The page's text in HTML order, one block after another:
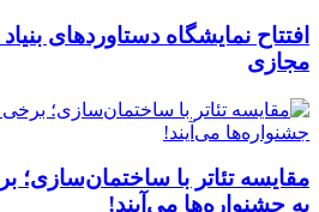
افتتاح نمایشگاه دستاوردهای
مجازی
مقایسه تئاتر با
به جشنواره‌ها می‌آیند!